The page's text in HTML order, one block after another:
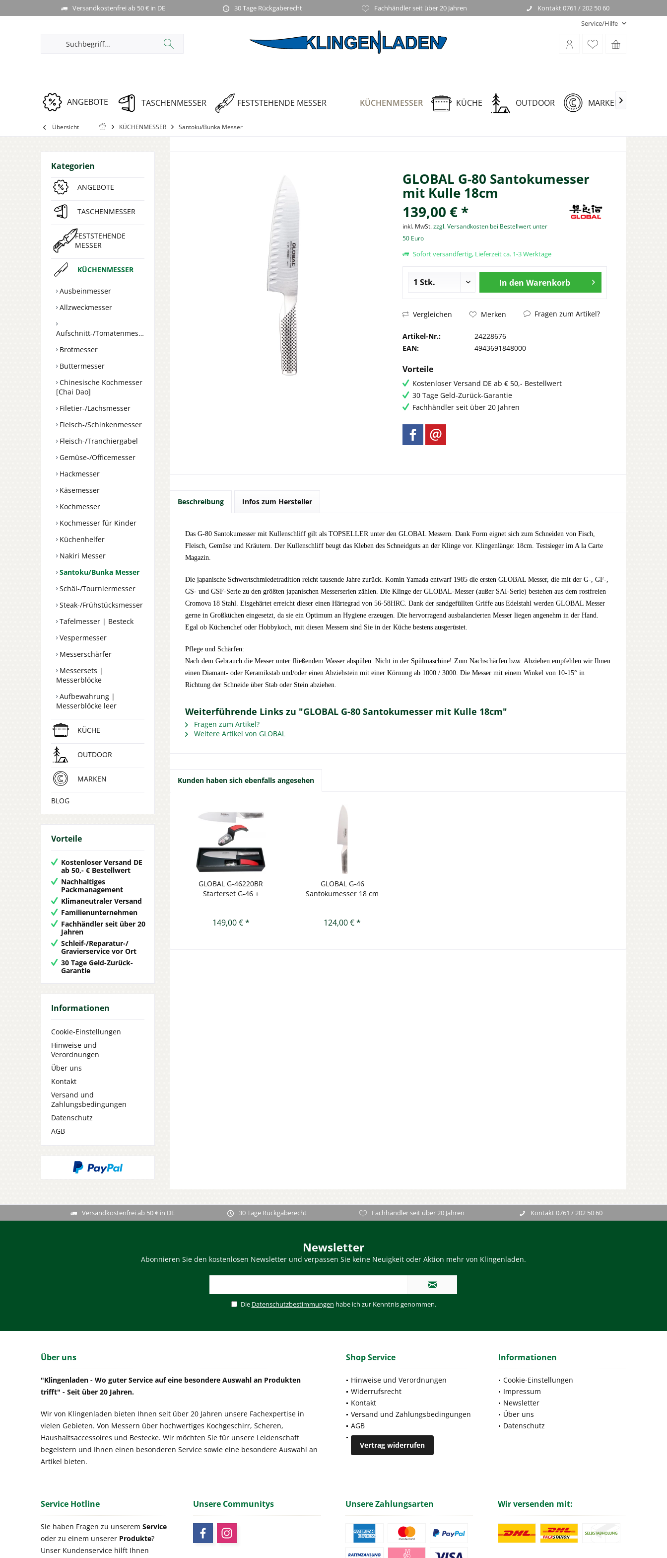
Versandkostenfrei ab 50 € in DE 30 Tage Rückgaberecht Fachhändler seit über 20 Jahren
Kontakt 0761 / 202 50 60
Service/Hilfe
ANGEBOTE TASCHENMESSER FESTSTEHENDE MESSER KÜCHENMESSER KÜCHE OUTDOOR MARKEN
Übersicht KÜCHENMESSER Santoku/Bunka Messer
Kategorien
ANGEBOTE
TASCHENMESSER
FESTSTEHENDE
MESSER
KÜCHENMESSER
Ausbeinmesser
Allzweckmesser
Aufschnitt-/Tomatenmesser
Brotmesser
Buttermesser
Chinesische Kochmesser
[Chai Dao]
Filetier-/Lachsmesser
Fleisch-/Schinkenmesser
Fleisch-/Tranchiergabel
Gemüse-/Officemesser
Hackmesser
Käsemesser
Kochmesser
Kochmesser für Kinder
Küchenhelfer
Nakiri Messer
Santoku/Bunka Messer
Schäl-/Tourniermesser
Steak-/Frühstücksmesser
Tafelmesser | Besteck
Vespermesser
Messerschärfer
Messersets |
Messerblöcke
Aufbewahrung |
Messerblöcke leer
KÜCHE
OUTDOOR
MARKEN
BLOG
Vorteile
Kostenloser Versand DE
ab 50,- € Bestellwert
Nachhaltiges
Packmanagement
Klimaneutraler Versand
Familienunternehmen
Fachhändler seit über 20
Jahren
Schleif-/Reparatur-/
Gravierservice vor Ort
30 Tage Geld-Zurück-
Garantie
Informationen
Cookie-Einstellungen
Hinweise und
Verordnungen
Über uns
Kontakt
Versand und
Zahlungsbedingungen
Datenschutz
AGB
GLOBAL G-80 Santokumesser
mit Kulle 18cm
139,00 € *
inkl. MwSt.zzgl. Versandkosten bei Bestellwert unter
50 Euro
Sofort versandfertig, Lieferzeit ca. 1-3 Werktage
In den Warenkorb
Vergleichen Merken Fragen zum Artikel?
Artikel-Nr.:
24228676
EAN:
4943691848000
Vorteile
Kostenloser Versand DE ab € 50,- Bestellwert
30 Tage Geld-Zurück-Garantie
Fachhändler seit über 20 Jahren
Beschreibung Infos zum Hersteller
Das G-80 Santokumesser mit Kullenschliff gilt als TOPSELLER unter den GLOBAL Messern. Dank Form eignet sich zum Schneiden von Fisch,
Fleisch, Gemüse und Kräutern. Der Kullenschliff beugt das Kleben des Schneidguts an der Klinge vor. Klingenlänge: 18cm. Testsieger im A la Carte
Magazin.
Die japanische Schwertschmiedetradition reicht tausende Jahre zurück. Komin Yamada entwarf 1985 die ersten GLOBAL Messer, die mit der G-, GF-,
GS- und GSF-Serie zu den größten japanischen Messerserien zählen. Die Klinge der GLOBAL-Messer (außer SAI-Serie) bestehen aus dem rostfreien
Cromova 18 Stahl. Eisgehärtet erreicht dieser einen Härtegrad von 56-58HRC. Dank der sandgefüllten Griffe aus Edelstahl werden GLOBAL Messer
gerne in Großküchen eingesetzt, da sie ein Optimum an Hygiene erzeugen. Die hervorragend ausbalancierten Messer liegen angenehm in der Hand.
Egal ob Küchenchef oder Hobbykoch, mit diesen Messern sind Sie in der Küche bestens ausgerüstet.
Pflege und Schärfen:
Nach dem Gebrauch die Messer unter fließendem Wasser abspülen. Nicht in der Spülmaschine! Zum Nachschärfen bzw. Abziehen empfehlen wir Ihnen
einen Diamant- oder Keramikstab und/oder einen Abziehstein mit einer Körnung ab 1000 / 3000. Die Messer mit einem Winkel von 10-15° in
Richtung der Schneide über Stab oder Stein abziehen.
Weiterführende Links zu "GLOBAL G-80 Santokumesser mit Kulle 18cm"
Fragen zum Artikel?
Weitere Artikel von GLOBAL
Kunden haben sich ebenfalls angesehen
GLOBAL G-46220BR
Starterset G-46 +
149,00 € *
GLOBAL G-46
Santokumesser 18 cm
124,00 € *
Versandkostenfrei ab 50 € in DE 30 Tage Rückgaberecht Fachhändler seit über 20 Jahren Kontakt 0761 / 202 50 60
Newsletter
Abonnieren Sie den kostenlosen Newsletter und verpassen Sie keine Neuigkeit oder Aktion mehr von Klingenladen.
Die Datenschutzbestimmungen habe ich zur Kenntnis genommen.
Über uns
"Klingenladen - Wo guter Service auf eine besondere Auswahl an Produkten
trifft" - Seit über 20 Jahren.
Wir von Klingenladen bieten Ihnen seit über 20 Jahren unsere Fachexpertise in
vielen Gebieten. Von Messern über hochwertiges Kochgeschirr, Scheren,
Haushaltsaccessoires und Bestecke. Wir möchten Sie für unsere Leidenschaft
begeistern und Ihnen einen besonderen Service sowie eine besondere Auswahl an
Artikel bieten.
Shop Service
Hinweise und Verordnungen
Widerrufsrecht
Kontakt
Versand und Zahlungsbedingungen
AGB
Vertrag widerrufen
Informationen
Cookie-Einstellungen
Impressum
Newsletter
Über uns
Datenschutz
Service Hotline
Sie haben Fragen zu unserem Service
oder zu einem unserer Produkte?
Unser Kundenservice hilft Ihnen
Unsere Communitys Unsere Zahlungsarten Wir versenden mit: